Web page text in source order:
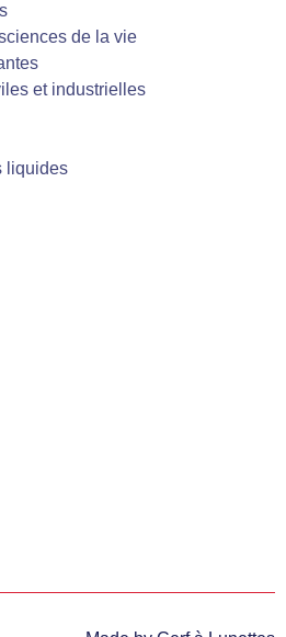
de la vie
et industrielles
liquides